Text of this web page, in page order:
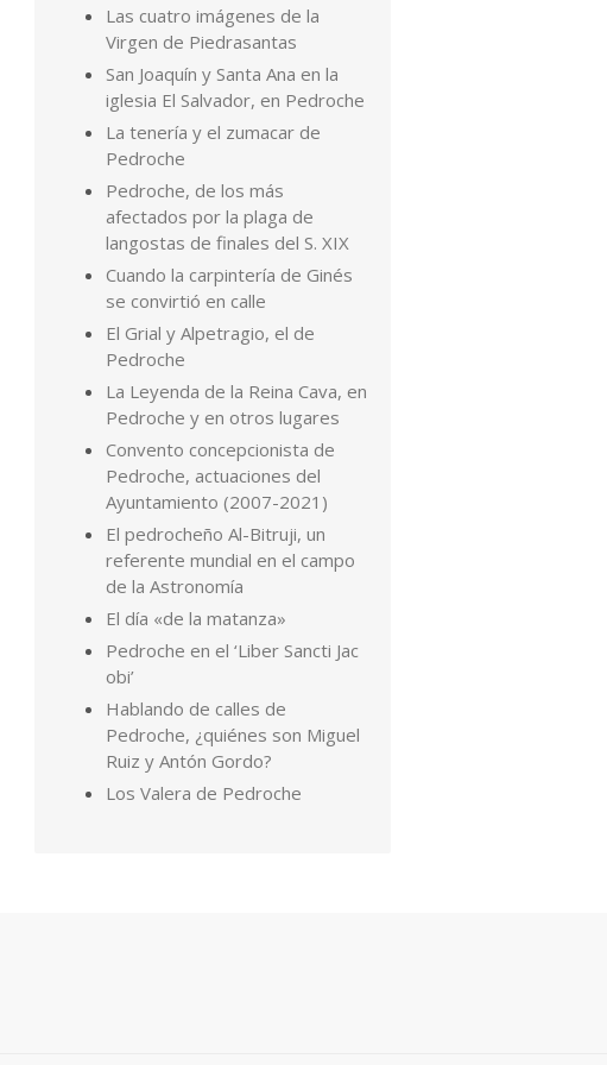
Las cuatro imágenes de la
Virgen de Piedrasantas
San Joaquín y Santa Ana en la
iglesia El Salvador, en Pedroche
La tenería y el zumacar de
Pedroche
Pedroche, de los más
afectados por la plaga de
langostas de finales del S. XIX
Cuando la carpintería de Ginés
se convirtió en calle
El Grial y Alpetragio, el de
Pedroche
La Leyenda de la Reina Cava, en
Pedroche y en otros lugares
Convento concepcionista de
Pedroche, actuaciones del
Ayuntamiento (2007-2021)
El pedrocheño Al-Bitruji, un
referente mundial en el campo
de la Astronomía
El día «de la matanza»
Pedroche en el ‘Liber Sancti Jac
obi’
Hablando de calles de
Pedroche, ¿quiénes son Miguel
Ruiz y Antón Gordo?
Los Valera de Pedroche